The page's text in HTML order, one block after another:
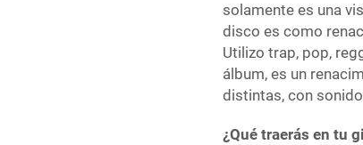
solamente es una
disco es como
Utilizo trap, pop,
álbum, es un
distintas, con
¿Qué traerás en tu